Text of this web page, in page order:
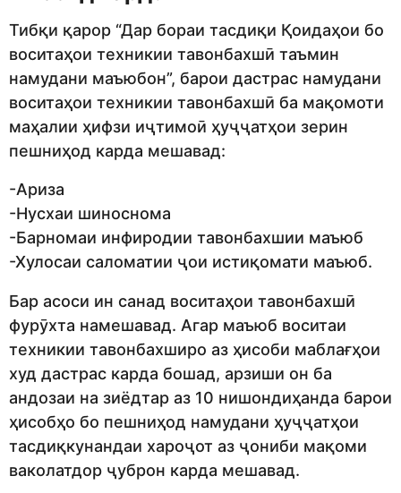
Тибқи қарор “Дар бораи тасдиқи Қоидаҳои бо
воситаҳои техникии тавонбахшӣ таъмин
намудани маъюбон”, барои дастрас намудани
воситаҳои техникии тавонбахшӣ ба мақомоти
маҳалии ҳифзи иҷтимоӣ ҳуҷҷатҳои зерин
пешниҳод карда мешавад:
-Ариза
-Нусхаи шиноснома
-Барномаи инфиродии тавонбахшии маъюб
-Хулосаи саломатии ҷои истиқомати маъюб.
Бар асоси ин санад воситаҳои тавонбахшӣ
фурӯхта намешавад. Агар маъюб воситаи
техникии тавонбахширо аз ҳисоби маблағҳои
худ дастрас карда бошад, арзиши он ба
андозаи на зиёдтар аз 10 нишондиҳанда барои
ҳисобҳо бо пешниҳод намудани ҳуҷҷатҳои
тасдиқкунандаи хароҷот аз ҷониби мақоми
ваколатдор ҷуброн карда мешавад.